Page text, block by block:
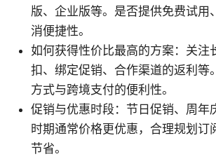
版、企业版等。是否提供免费试用
消便捷性。
如何获得性价比最高的方案：关注
扣、绑定促销、合作渠道的返利等
方式与跨境支付的便利性。
促销与优惠时段：节日促销、周年
时期通常价格更优惠，合理规划订
节省。